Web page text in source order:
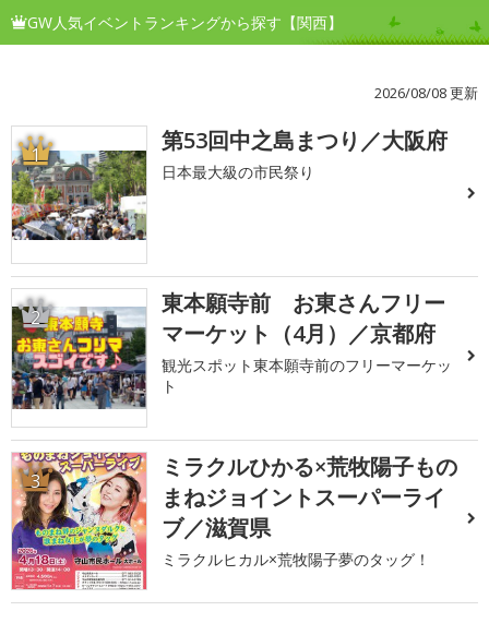
GW人気イベントランキングから探す【関西】
2026/08/08 更新
1 第53回中之島まつり／大阪府
日本最大級の市民祭り
2
東本願寺前 お東さんフリー
マーケット（4月）／京都府
観光スポット東本願寺前のフリーマーケッ
ト
3
ミラクルひかる×荒牧陽子もの
まねジョイントスーパーライ
ブ／滋賀県
ミラクルヒカル×荒牧陽子夢のタッグ！